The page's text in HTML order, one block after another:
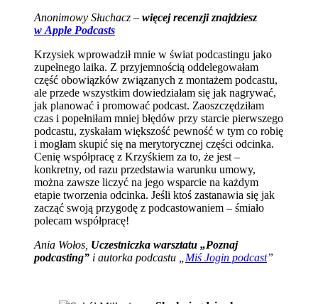
Anonimowy Słuchacz – więcej recenzji znajdziesz
w Apple Podcasts
Krzysiek wprowadził mnie w świat podcastingu jako
zupełnego laika. Z przyjemnością oddelegowałam
część obowiązków związanych z montażem podcastu,
ale przede wszystkim dowiedziałam się jak nagrywać,
jak planować i promować podcast. Zaoszczędziłam
czas i popełniłam mniej błędów przy starcie pierwszego
podcastu, zyskałam większość pewność w tym co robię
i mogłam skupić się na merytorycznej części odcinka.
Cenię współpracę z Krzyśkiem za to, że jest –
konkretny, od razu przedstawia warunku umowy,
można zawsze liczyć na jego wsparcie na każdym
etapie tworzenia odcinka. Jeśli ktoś zastanawia się jak
zacząć swoją przygodę z podcastowaniem – śmiało
polecam współpracę!
Ania Wołos, Uczestniczka warsztatu „Poznaj
podcasting” i autorka podcastu „ Miś Jogin podcast”